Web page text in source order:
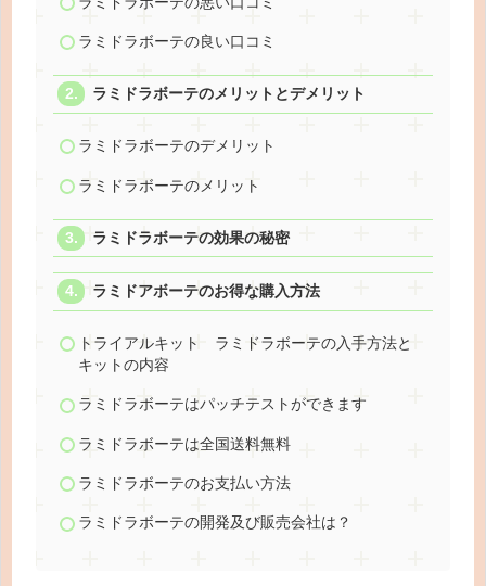
ラミドラボーテの良い口コミ
ラミドラボーテのメリットとデメリット
ラミドラボーテのデメリット
ラミドラボーテのメリット
ラミドラボーテの効果の秘密
ラミドアボーテのお得な購入方法
トライアルキット ラミドラボーテの入手方法と
キットの内容
ラミドラボーテはパッチテストができます
ラミドラボーテは全国送料無料
ラミドラボーテのお支払い方法
ラミドラボーテの開発及び販売会社は？